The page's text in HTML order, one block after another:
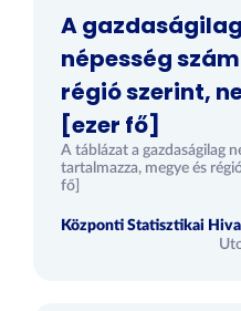
A
népesség
régió szerint,
[ezer fő]
A táblázat a gazdaságilag
tartalmazza, megye és
fő]
Központi Statisztikai